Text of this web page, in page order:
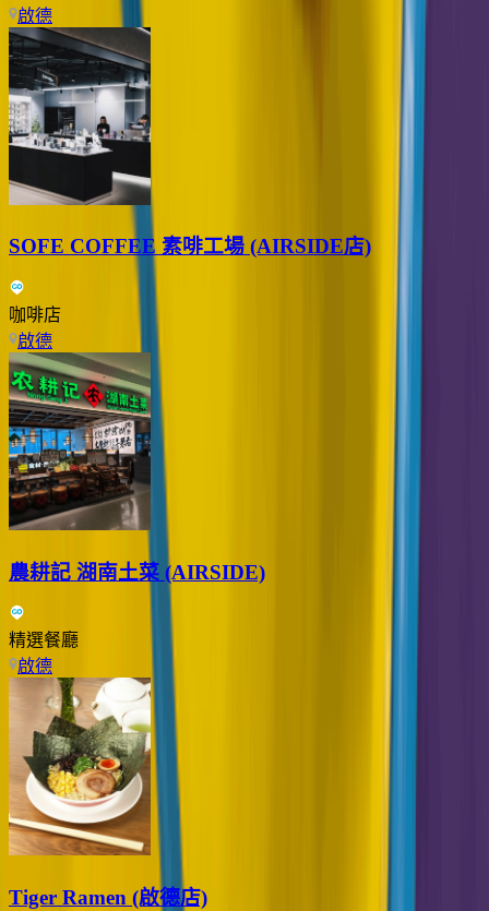
啟德
SOFE COFFEE 素啡工場 (AIRSIDE店)
咖啡店
啟德
農耕記 湖南土菜 (AIRSIDE)
精選餐廳
啟德
Tiger Ramen (啟德店)